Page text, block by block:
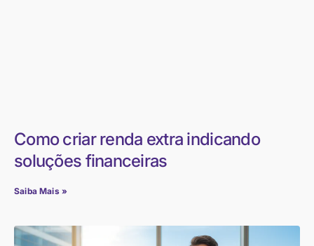
Como criar renda extra indicando
soluções financeiras
Saiba Mais »